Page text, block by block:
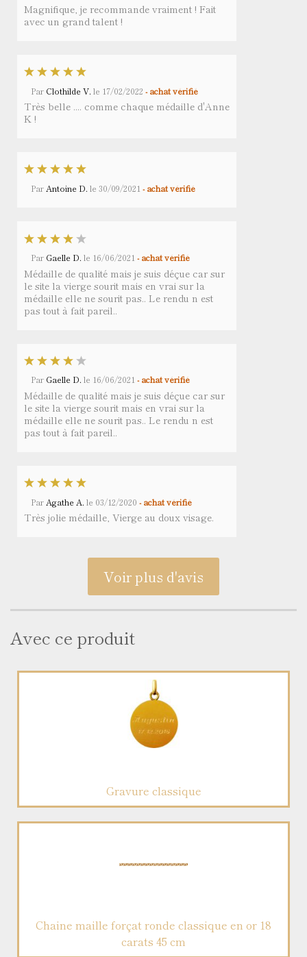
Magnifique, je recommande vraiment ! Fait
avec un grand talent !
Par Clothilde V. le 17/02/2022 - achat vérifié
Très belle .... comme chaque médaille d'Anne
K !
Par Antoine D. le 30/09/2021 - achat vérifié
Par Gaelle D. le 16/06/2021 - achat vérifié
Médaille de qualité mais je suis déçue car sur
le site la vierge sourit mais en vrai sur la
médaille elle ne sourit pas.. Le rendu n est
pas tout à fait pareil..
Par Gaelle D. le 16/06/2021 - achat vérifié
Médaille de qualité mais je suis déçue car sur
le site la vierge sourit mais en vrai sur la
médaille elle ne sourit pas.. Le rendu n est
pas tout à fait pareil..
Par Agathe A. le 03/12/2020 - achat vérifié
Très jolie médaille, Vierge au doux visage.
Voir plus d'avis
Avec ce produit
Gravure classique
Chaine maille forçat ronde classique en or 18
carats 45 cm